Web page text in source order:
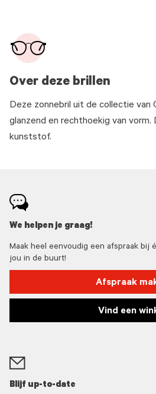
Over deze brillen
Deze zonnebril uit de collectie van
glanzend en rechthoekig van vorm.
kunststof.
We helpen je graag!
Maak heel eenvoudig een afspraak bij
jou in de buurt!
Afspraak
Vind een
Blijf up-to-date